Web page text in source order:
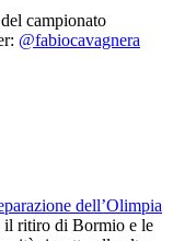
campionato
@fabiocavagnera
dell’Olimpia
il ritiro di Bormio e le